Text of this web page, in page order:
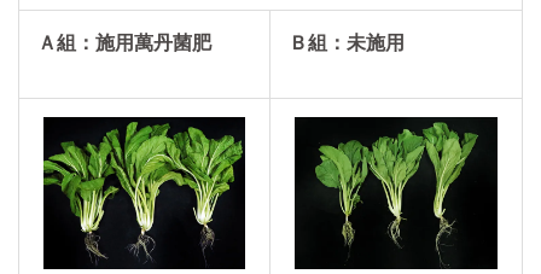
Ａ組：施用萬丹菌肥 Ｂ組：未施用